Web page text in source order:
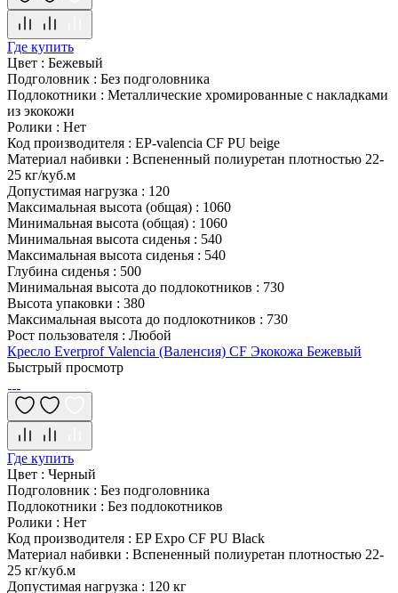
Где купить
Цвет : Бежевый
Подголовник : Без подголовника
Подлокотники : Металлические хромированные с накладками
из экокожи
Ролики : Нет
Код производителя : EP-valencia CF PU beige
Материал набивки : Вспененный полиуретан плотностью 22-
25 кг/куб.м
Допустимая нагрузка : 120
Максимальная высота (общая) : 1060
Минимальная высота (общая) : 1060
Минимальная высота сиденья : 540
Максимальная высота сиденья : 540
Глубина сиденья : 500
Минимальная высота до подлокотников : 730
Высота упаковки : 380
Максимальная высота до подлокотников : 730
Рост пользователя : Любой
Кресло Everprof Valencia (Валенсия) CF Экокожа Бежевый
Быстрый просмотр
Где купить
Цвет : Черный
Подголовник : Без подголовника
Подлокотники : Без подлокотников
Ролики : Нет
Код производителя : EP Expo CF PU Black
Материал набивки : Вспененный полиуретан плотностью 22-
25 кг/куб.м
Допустимая нагрузка : 120 кг